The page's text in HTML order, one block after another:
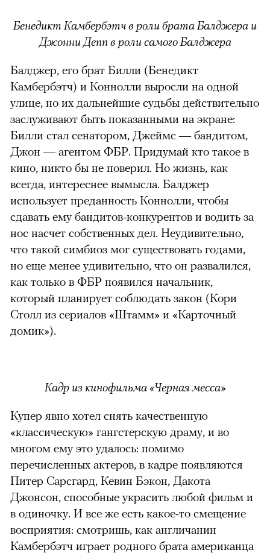
Бенедикт Камбербэтч в роли брата Балджера и
Джонни Депп в роли самого Балджера
Балджер, его брат Билли (Бенедикт
Камбербэтч) и Коннолли выросли на одной
улице, но их дальнейшие судьбы действительно
заслуживают быть показанными на экране:
Билли стал сенатором, Джеймс — бандитом,
Джон — агентом ФБР. Придумай кто такое в
кино, никто бы не поверил. Но жизнь, как
всегда, интереснее вымысла. Балджер
использует преданность Коннолли, чтобы
сдавать ему бандитов-конкурентов и водить за
нос насчет собственных дел. Неудивительно,
что такой симбиоз мог существовать годами,
но еще менее удивительно, что он развалился,
как только в ФБР появился начальник,
который планирует соблюдать закон (Кори
Столл из сериалов «Штамм» и «Карточный
домик»).
Кадр из кинофильма «Черная месса»
Купер явно хотел снять качественную
«классическую» гангстерскую драму, и во
многом ему это удалось: помимо
перечисленных актеров, в кадре появляются
Питер Сарсгард, Кевин Бэкон, Дакота
Джонсон, способные украсить любой фильм и
в одиночку. И все же есть какое-то смещение
восприятия: смотришь, как англичанин
Камбербэтч играет родного брата американца